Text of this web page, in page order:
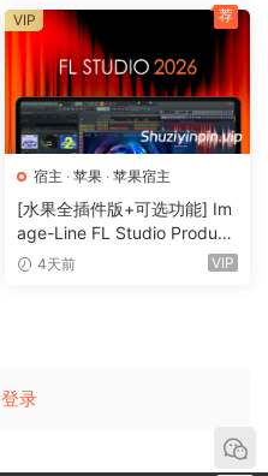
宿主 · 苹果 · 苹果宿主
[水果全插件版+可选功能] Im
age-Line FL Studio Produce
r Edition v26.1.3.5336 (All Pl
4天前 VIP
VIP 荐
登录